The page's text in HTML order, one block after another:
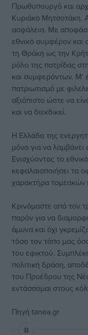
Πρωθυπουργό και
Κυριάκο Μητσοτάκη.
ασφάλεια. Με
εθνικό συμφέρον
τη Θράκη ως την
ρόλο της πατρίδας
και συμφερόντων. Μ’
πατριωτισμό με
αξιόπιστο ώστε να
και να διεκδικεί.
Η Ελλάδα της
μόνο για να λαμβάνει
Ενισχύοντας το
κεφαλαιοποιήσει τα
χαρακτήρα τομεακών
Κρινόμαστε από τον
παρόν για να
άμυνα και όχι
τόσο τον τόπο μας
του εφικτού.
πολιτική δράση,
του Προέδρου της
εντάσσομαι στους
Πηγή tanea.gr